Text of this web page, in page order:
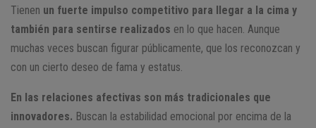
Tienen un fuerte impulso competitivo para llegar a la cima y
también para sentirse realizados en lo que hacen. Aunque
muchas veces buscan figurar públicamente, que los reconozcan y
con un cierto deseo de fama y estatus.
En las relaciones afectivas son más tradicionales que
innovadores. Buscan la estabilidad emocional por encima de la